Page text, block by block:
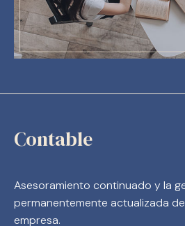
Contable
Asesoramiento continuado y la
permanentemente actualizada
empresa.